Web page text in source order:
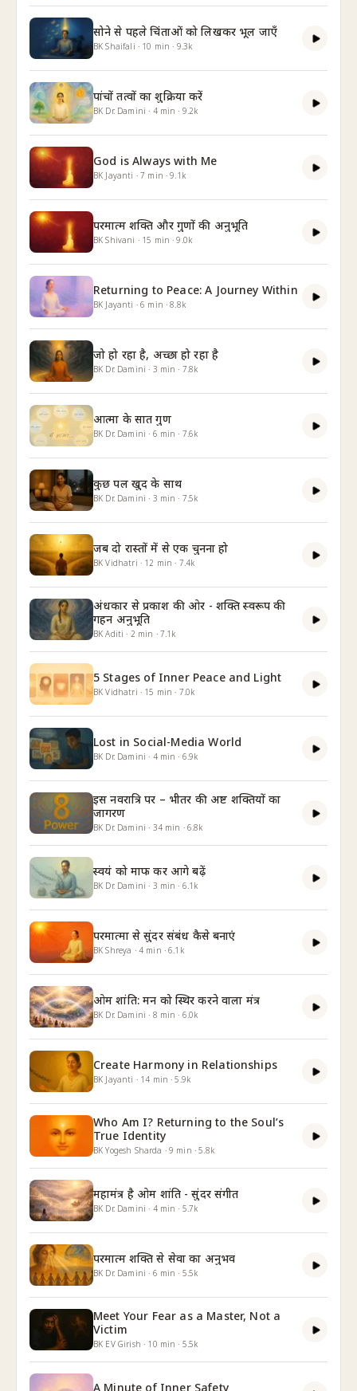
सोने से पहले चिंताओं को लिखकर भूल जाएँ
BK Shaifali · 10 min · 9.3k
पांचों तत्वों का शुक्रिया करें
BK Dr. Damini · 4min · 9.2k
God is Always with Me
BK Jayanti ·7 min ·9.1k
परमात्म शक्ति और गुणों की अनुभूति
BK Shivani · 15 min ·9.0k
Returning to Peace: A Journey Within
BK Jayanti ·6 min ·8.8k
जो हो रहा है, अच्छा हो रहा है
BK Dr. Damini · 3 min · 7.8k
आत्मा के सात गुण
BK Dr. Damini · 6 min · 7.6k
कुछ पल खुद के साथ
BK Dr. Damini · 3 min · 7.5k
जब दो रास्तों में से एक चुनना हो
BK Vidhatri · 12 min · 7.4k
अंधकार से प्रकाश की ओर - शक्ति स्वरूप की
गहन अनुभूति
BK Aditi · 2 min · 7.1k
5 Stages of Inner Peace and Light
BK Vidhatri · 15 min · 7.0k
Lost in Social-Media World
BK Dr. Damini · 4min · 6.9k
इस नवरात्रि पर – भीतर की अष्ट शक्तियों का
जागरण
BK Dr. Damini · 34min · 6.8k
स्वयं को माफ कर आगे बढ़ें
BK Dr. Damini · 3 min · 6.1k
परमात्मा से सुंदर संबंध कैसे बनाएं
BK Shreya · 4 min ·6.1k
ओम शांति: मन को स्थिर करने वाला मंत्र
BK Dr. Damini · 8 min · 6.0k
Create Harmony in Relationships
BK Jayanti · 14 min ·5.9k
Who Am I? Returning to the Soul’s
True Identity
BK Yogesh Sharda ·9 min ·5.8k
महामंत्र है ओम शांति - सुंदर संगीत
BK Dr. Damini · 4min · 5.7k
परमात्म शक्ति से सेवा का अनुभव
BK Dr. Damini · 6 min · 5.5k
Meet Your Fear as a Master, Not a
Victim
BK EV Girish · 10 min · 5.5k
A Minute of Inner Safety